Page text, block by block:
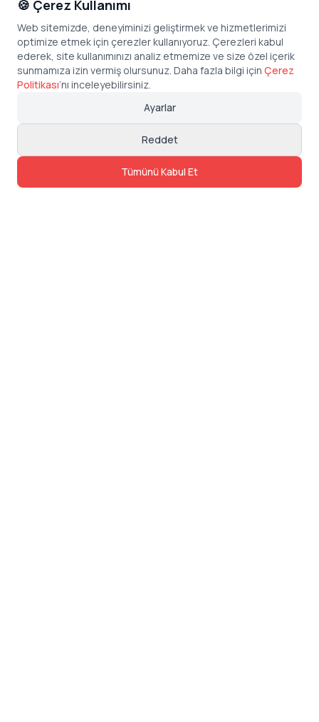
🍪 Çerez Kullanımı
Web sitemizde, deneyiminizi geliştirmek ve hizmetlerimizi
optimize etmek için çerezler kullanıyoruz. Çerezleri kabul
ederek, site kullanımınızı analiz etmemize ve size özel içerik
sunmamıza izin vermiş olursunuz. Daha fazla bilgi için Çerez
Politikası’nı inceleyebilirsiniz.
Ayarlar
Reddet
Tümünü Kabul Et